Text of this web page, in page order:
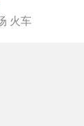
火车